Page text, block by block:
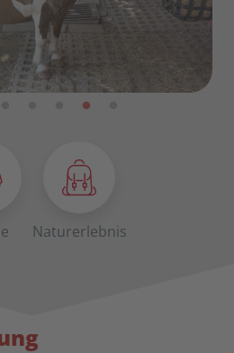
Naturerlebnis